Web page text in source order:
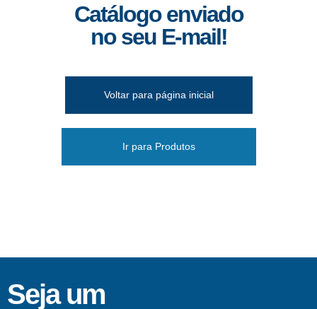
Catálogo enviado
no seu E-mail!
Voltar para página inicial
Ir para Produtos
Seja um